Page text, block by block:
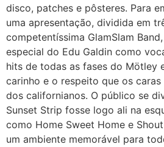
disco, patches e pôsteres. Para
uma apresentação, dividida em
competentíssima GlamSlam
especial do Edu Galdin como
hits de todas as fases do Mötley
carinho e o respeito que os
dos californianos. O público se
Sunset Strip fosse logo ali na
como Home Sweet Home e
um ambiente memorável para